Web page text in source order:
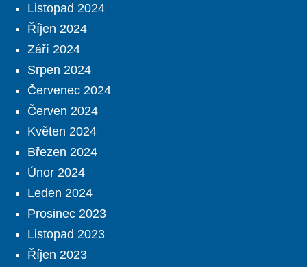
Listopad 2024
Říjen 2024
Září 2024
Srpen 2024
Červenec 2024
Červen 2024
Květen 2024
Březen 2024
Únor 2024
Leden 2024
Prosinec 2023
Listopad 2023
Říjen 2023